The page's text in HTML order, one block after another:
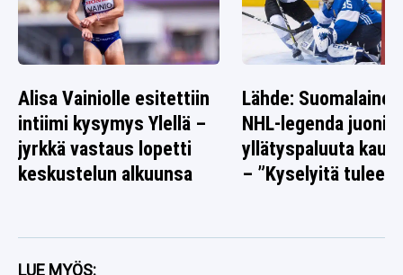
Alisa Vainiolle esitettiin
intiimi kysymys Ylellä –
jyrkkä vastaus lopetti
keskustelun alkuunsa
Lähde: Suomalainen
NHL-legenda juonii
yllätyspaluuta
– ”Kyselyitä tulee”
LUE MYÖS: